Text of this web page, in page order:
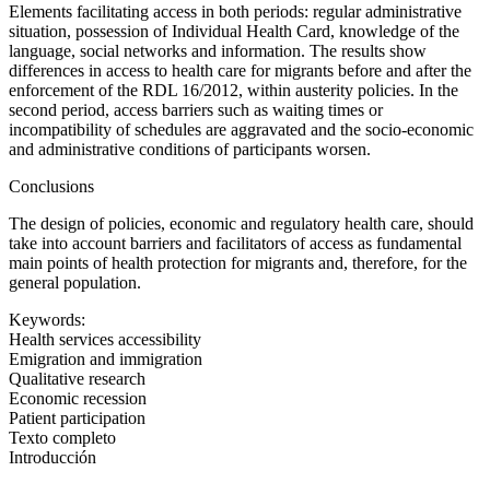
Elements facilitating access in both periods: regular administrative
situation, possession of Individual Health Card, knowledge of the
language, social networks and information. The results show
differences in access to health care for migrants before and after the
enforcement of the RDL 16/2012, within austerity policies. In the
second period, access barriers such as waiting times or
incompatibility of schedules are aggravated and the socio-economic
and administrative conditions of participants worsen.
Conclusions
The design of policies, economic and regulatory health care, should
take into account barriers and facilitators of access as fundamental
main points of health protection for migrants and, therefore, for the
general population.
Keywords:
Health services accessibility
Emigration and immigration
Qualitative research
Economic recession
Patient participation
Texto completo
Introducción